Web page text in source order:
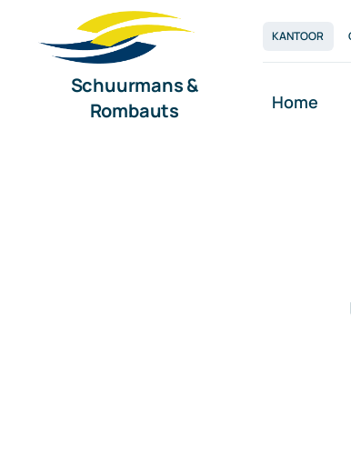
Schuurmans &
Rombauts
KANTOOR
Home